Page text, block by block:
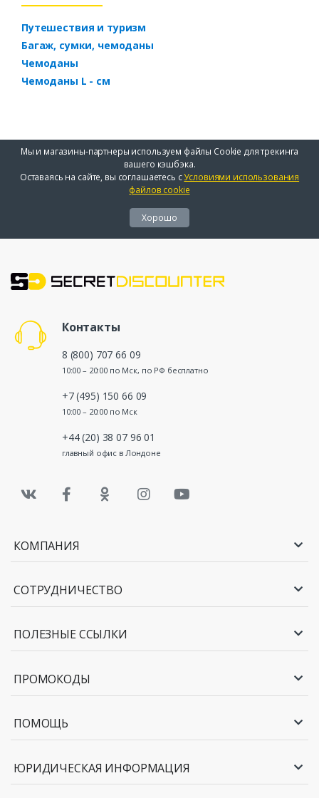
Путешествия и туризм
Багаж, сумки, чемоданы
Чемоданы
Чемоданы L - см
Мы и магазины-партнеры используем файлы Cookie для трекинга
вашего кэшбэка.
Оставаясь на сайте, вы соглашаетесь сУсловиями использования
файлов cookie
Хорошо
Контакты
8 (800) 707 66 09
10:00 – 20:00 по Мск, по РФ бесплатно
+7 (495) 150 66 09
10:00 – 20:00 по Мск
+44 (20) 38 07 96 01
главный офис в Лондоне
КОМПАНИЯ
СОТРУДНИЧЕСТВО
ПОЛЕЗНЫЕ ССЫЛКИ
ПРОМОКОДЫ
ПОМОЩЬ
ЮРИДИЧЕСКАЯ ИНФОРМАЦИЯ